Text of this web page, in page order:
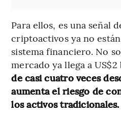
Para ellos, es una señal
criptoactivos ya no
sistema financiero. No
mercado ya llega a US$2
de casi cuatro veces
aumenta el riesgo de
los activos tradicionales.